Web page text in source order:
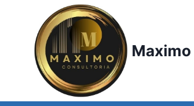
Conteúdo
Maximo